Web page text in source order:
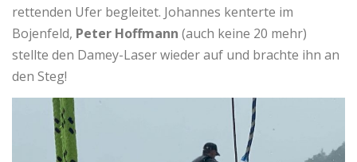
rettenden Ufer begleitet. Johannes kenterte im
Bojenfeld, Peter Hoffmann (auch keine 20 mehr)
stellte den Damey-Laser wieder auf und brachte ihn an
den Steg!